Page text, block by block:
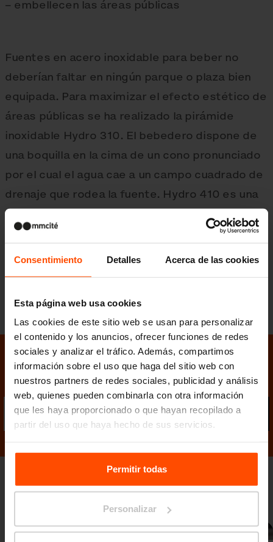
Consentimiento Detalles Acerca de las cookies
Esta página web usa cookies
Las cookies de este sitio web se usan para personalizar
el contenido y los anuncios, ofrecer funciones de redes
sociales y analizar el tráfico. Además, compartimos
información sobre el uso que haga del sitio web con
nuestros partners de redes sociales, publicidad y análisis
web, quienes pueden combinarla con otra información
que les haya proporcionado o que hayan recopilado a
partir del uso que haya hecho de sus servicios.
Para más información, visitePrinciples Relating to the
Processing Personal Data.Permitir todas
Personalizar
– embellecen las áreas públicas
Fuentes en acero inoxidable para beber no
deberían faltar en ningún parque o plaza bien
equipada. Para maximizar el efecto estético de
áreas públicas se ha realizado la pirámide
inoxidable Hydro 310. El bebedero dispone de
una boquilla en la cima de un cono pronunciado
por el cual el agua cae a un campo cuadrado de
drenaje que rodea la fuente. Hydro 410 es una
fuente pequeña, también en acero inoxidable.
Un soporte cilíndrico soporta una pequeña
fuente semicircular que recoge el agua
sobrante y en su centro hay una boquilla que
Mantenga el contacto con nosotros
Galería de fotos